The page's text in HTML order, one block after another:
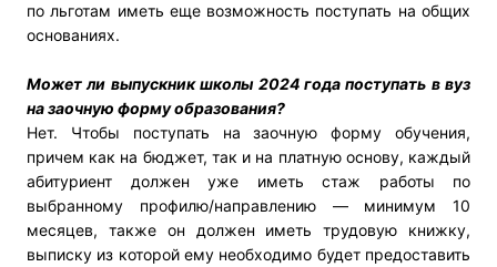
по льготам иметь еще возможность поступать на общих
основаниях.
Может ли выпускник школы 2024 года поступать в вуз
на заочную форму образования?
Нет. Чтобы поступать на заочную форму обучения,
причем как на бюджет, так и на платную основу, каждый
абитуриент должен уже иметь стаж работы по
выбранному профилю/направлению — минимум 10
месяцев, также он должен иметь трудовую книжку,
выписку из которой ему необходимо будет предоставить